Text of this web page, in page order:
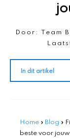
Door: Team
In dit artikel
Home » Blog »
beste voor